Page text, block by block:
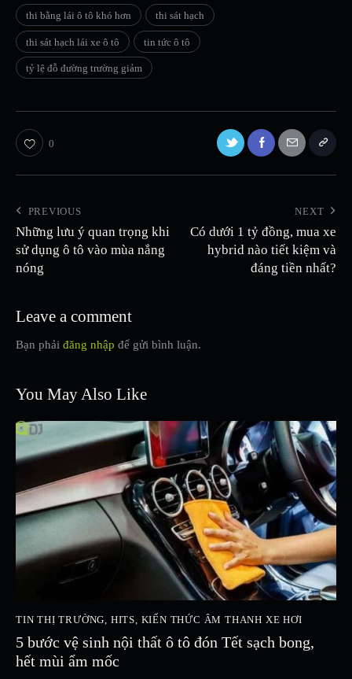
thi bằng lái ô tô khó hơn thi sát hạch
thi sát hạch lái xe ô tô tin tức ô tô
tỷ lệ đỗ đường trường giảm
0
PREVIOUS
Những lưu ý quan trọng khi
sử dụng ô tô vào mùa nắng
nóng
NEXT
Có dưới 1 tỷ đồng, mua xe
hybrid nào tiết kiệm và
đáng tiền nhất?
Leave a comment
Bạn phải đăng nhập để gửi bình luận.
You May Also Like
TIN THỊ TRƯỜNG, HITS, KIẾN THỨC ÂM THANH XE HƠI
5 bước vệ sinh nội thất ô tô đón Tết sạch bong,
hết mùi ẩm mốc